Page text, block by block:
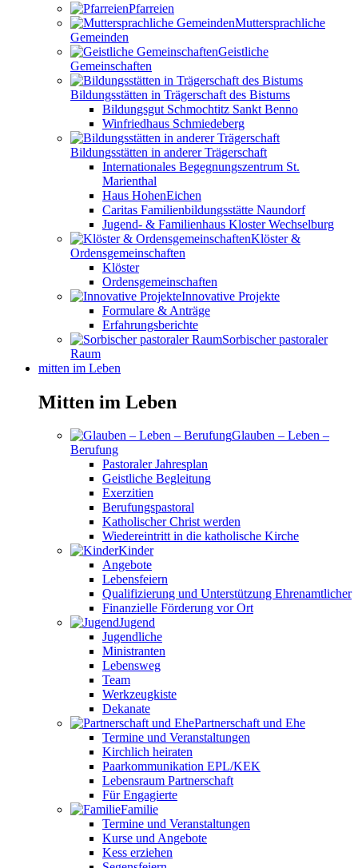
Pfarreien
Muttersprachliche
Gemeinden
Geistliche
Gemeinschaften
Bildungsstätten in Trägerschaft des Bistums
Bildungsgut Schmochtitz Sankt Benno
Winfriedhaus Schmiedeberg
Bildungsstätten in anderer Trägerschaft
Internationales Begegnungszentrum St.
Marienthal
Haus HohenEichen
Caritas Familienbildungsstätte Naundorf
Jugend- & Familienhaus Kloster Wechselburg
Klöster &
Ordensgemeinschaften
Klöster
Ordensgemeinschaften
Innovative Projekte
Formulare & Anträge
Erfahrungsberichte
Sorbischer pastoraler
Raum
mitten im Leben
Mitten im Leben
Glauben – Leben –
Berufung
Pastoraler Jahresplan
Geistliche Begleitung
Exerzitien
Berufungspastoral
Katholischer Christ werden
Wiedereintritt in die katholische Kirche
Kinder
Angebote
Lebensfeiern
Qualifizierung und Unterstützung Ehrenamtlicher
Finanzielle Förderung vor Ort
Jugend
Jugendliche
Ministranten
Lebensweg
Team
Werkzeugkiste
Dekanate
Partnerschaft und Ehe
Termine und Veranstaltungen
Kirchlich heiraten
Paarkommunikation EPL/KEK
Lebensraum Partnerschaft
Für Engagierte
Familie
Termine und Veranstaltungen
Kurse und Angebote
Kess erziehen